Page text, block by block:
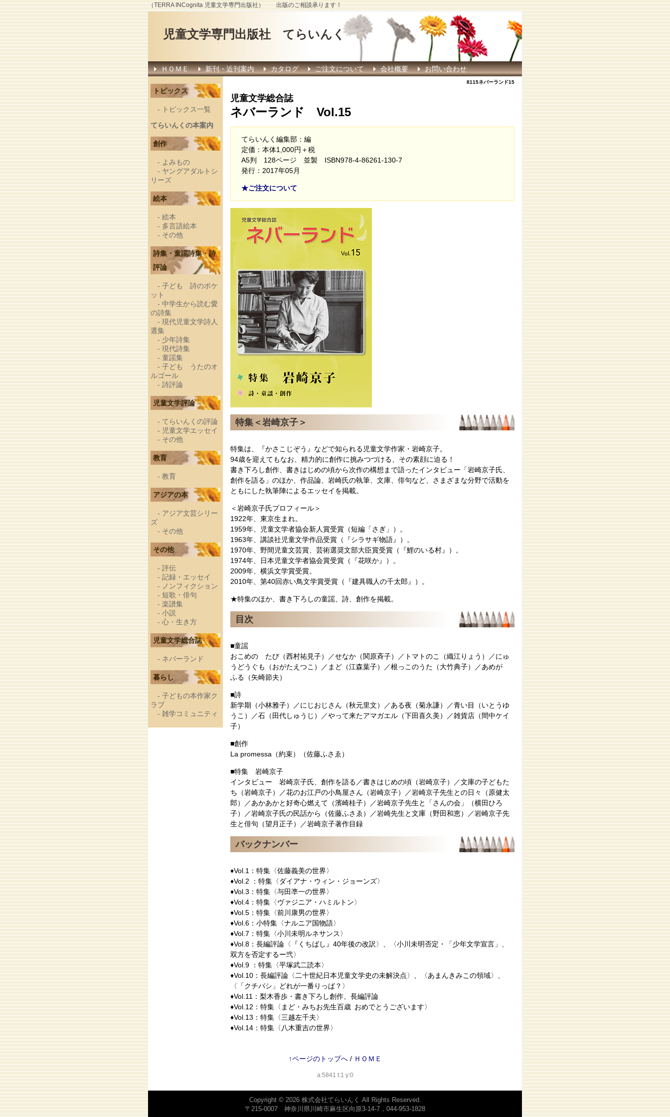
（TERRA INCognita 児童文学専門出版社） 出版のご相談承ります！
児童文学専門出版社 てらいんく
ＨＯＭＥ 新刊・近刊案内 カタログ ご注文について 会社概要 お問い合わせ
8115ネバーランド15
児童文学総合誌
ネバーランド Vol.15
てらいんく編集部：編
定価：本体1,000円＋税
A5判 128ページ 並製 ISBN978-4-86261-130-7
発行：2017年05月
★ご注文について
特集＜岩崎京子＞
特集は、『かさこじぞう』などで知られる児童文学作家・岩崎京子。
94歳を迎えてもなお、精力的に創作に挑みつづける、その素顔に迫る！
書き下ろし創作、書きはじめの頃から次作の構想まで語ったインタビュー「岩崎京子氏、
創作を語る」のほか、作品論、岩崎氏の執筆、文庫、俳句など、さまざまな分野で活動を
ともにした執筆陣によるエッセイを掲載。
＜岩崎京子氏プロフィール＞
1922年、東京生まれ。
1959年、児童文学者協会新人賞受賞（短編「さぎ」）。
1963年、講談社児童文学作品受賞（『シラサギ物語』）。
1970年、野間児童文芸賞、芸術選奨文部大臣賞受賞（『鯉のいる村』）。
1974年、日本児童文学者協会賞受賞（『花咲か』）。
2009年、横浜文学賞受賞。
2010年、第40回赤い鳥文学賞受賞（『建具職人の千太郎』）。
★特集のほか、書き下ろしの童謡、詩、創作を掲載。
目次
■童謡
おこめの たび（西村祐見子）／せなか（関原斉子）／トマトのこ（織江りょう）／にゅ
うどうぐも（おがたえつこ）／まど（江森葉子）／根っこのうた（大竹典子）／あめが
ふる（矢崎節夫）
■詩
新学期（小林雅子）／にじおじさん（秋元里文）／ある夜（菊永謙）／青い目（いとうゆ
うこ）／石（田代しゅうじ）／やって来たアマガエル（下田喜久美）／雑貨店（間中ケイ
子）
■創作
La promessa（約束）（佐藤ふさゑ）
■特集 岩崎京子
インタビュー 岩崎京子氏、創作を語る／書きはじめの頃（岩崎京子）／文庫の子どもた
ち（岩崎京子）／花のお江戸の小鳥屋さん（岩崎京子）／岩崎京子先生との日々（原健太
郎）／あかあかと好奇心燃えて（濱崎桂子）／岩崎京子先生と「さんの会」（横田ひろ
子）／岩崎京子氏の民話から（佐藤ふさゑ）／岩崎先生と文庫（野田和恵）／岩崎京子先
生と俳句（望月正子）／岩崎京子著作目録
バックナンバー
♦Vol.1：特集〈佐藤義美の世界〉
♦Vol.2 ：特集〈ダイアナ・ウィン・ジョーンズ〉
♦Vol.3：特集〈与田凖一の世界〉
♦Vol.4：特集〈ヴァジニア・ハミルトン〉
♦Vol.5：特集〈前川康男の世界〉
♦Vol.6：小特集〈ナルニア国物語〉
♦Vol.7：特集〈小川未明ルネサンス〉
♦Vol.8：長編評論〈『くちばし』40年後の改訳〉、〈小川未明否定・「少年文学宣言」、
双方を否定するー弐〉
♦Vol.9 ：特集〈平塚武二読本〉
♦Vol.10：長編評論〈二十世紀日本児童文学史の未解決点〉、〈あまんきみこの領域〉、
〈「クチバシ」どれが一番りっぱ？〉
♦Vol.11：梨木香歩・書き下ろし創作、長編評論
♦Vol.12：特集〈まど・みちお先生百歳 おめでとうございます〉
♦Vol.13：特集〈三越左千夫〉
♦Vol.14：特集〈八木重吉の世界〉
トピックス
-
トピックス一覧
てらいんくの本案内
創作
- よみもの
- ヤングアダルトシ
リーズ
絵本
- 絵本
- 多言語絵本
- その他
詩集・童謡詩集・詩
評論
- 子ども 詩のポケ
ット
- 中学生から読む愛
の詩集
- 現代児童文学詩人
選集
- 少年詩集
- 現代詩集
- 童謡集
- 子ども うたのオ
ルゴール
- 詩評論
児童文学評論
- てらいんくの評論
- 児童文学エッセイ
- その他
教育
- 教育
アジアの本
- アジア文芸シリー
ズ
- その他
その他
- 評伝
- 記録・エッセイ
- ノンフィクション
- 短歌・俳句
- 楽譜集
- 小説
- 心・生き方
児童文学総合誌
- ネバーランド
暮らし
- 子どもの本作家ク
ラブ
- 雑学コミュニティ
↑ページのトップへ/ ＨＯＭＥ
a:5841 t:1 y:0
Copyright © 2026 株式会社てらいんく All Rights Reserved.
〒215-0007 神奈川県川崎市麻生区向原3-14-7，044-953-1828